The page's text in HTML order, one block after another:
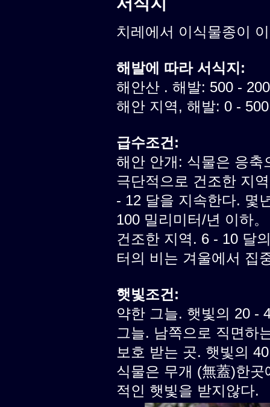
치레에서 이식물종이
해발에 따라 서식지:
해안산 . 해발: 500 -
해안 지역, 해발: 0 -
급수조건:
해안 안개: 식물은 응축
극단적으로 건조한 지
- 12 달을 지속한다. 몇
100 밀리미터/년 이하。
건조한 지역. 6 - 10 달
터의 비는 겨울에서 집
햇빛조건:
약한 그늘. 햇빛의 20 -
그늘. 남쪽으로 직면하
보호 받는 곳. 햇빛의
식물은 무개 (無蓋)한
적인 햇빛을 받지않다.